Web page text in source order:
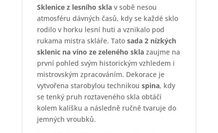
Sklenice z lesního sklav sobě nesou
atmosféru dávných časů, kdy se každé sklo
rodilo v horku lesní huti a vznikalo pod
rukama mistra skláře. Tato sada 2 nízkých
sklenic na víno ze zeleného sklazaujme na
první pohled svým historickým vzhledem i
mistrovským zpracováním. Dekorace je
vytvořena starobylou technikou spina, kdy
se tenký pruh roztaveného skla obtáčí
kolem kalíšku a následně ručně tvaruje do
jemných vroubků.